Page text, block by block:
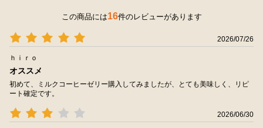
この商品には16件のレビューがあります
2026/07/26
ｈｉｒｏ
オススメ
初めて、ミルクコーヒーゼリー購入してみましたが、とても美味しく、リピ
ート確定です。
2026/06/30